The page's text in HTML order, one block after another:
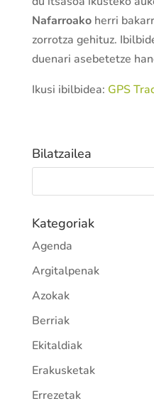
Nafarroakoherri
zorrotza gehituz.
duenari asebetetze
Ikusi ibilbidea: GPS
Bilatzailea
Kategoriak
Agenda
Argitalpenak
Azokak
Berriak
Ekitaldiak
Erakusketak
Errezetak